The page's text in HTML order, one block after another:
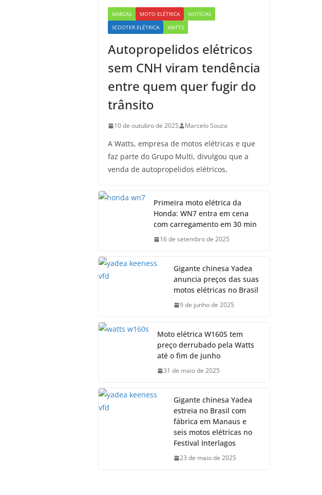
MARCAS MOTO ELÉTRICA
NOTÍCIAS
SCOOTER ELÉTRICA
WATTS
Autopropelidos elétricos
sem CNH viram tendência
entre quem quer fugir do
trânsito
10 de outubro de 2025 Marcelo Souza
A Watts, empresa de motos elétricas e que
faz parte do Grupo Multi, divulgou que a
venda de autopropelidos elétricos,
Primeira moto elétrica da
Honda: WN7 entra em cena
com carregamento em 30 min
16 de setembro de 2025
Gigante chinesa Yadea
anuncia preços das suas
motos elétricas no Brasil
9 de junho de 2025
Moto elétrica W160S tem
preço derrubado pela Watts
até o fim de junho
31 de maio de 2025
Gigante chinesa Yadea
estreia no Brasil com
fábrica em Manaus e
seis motos elétricas no
Festival Interlagos
23 de maio de 2025